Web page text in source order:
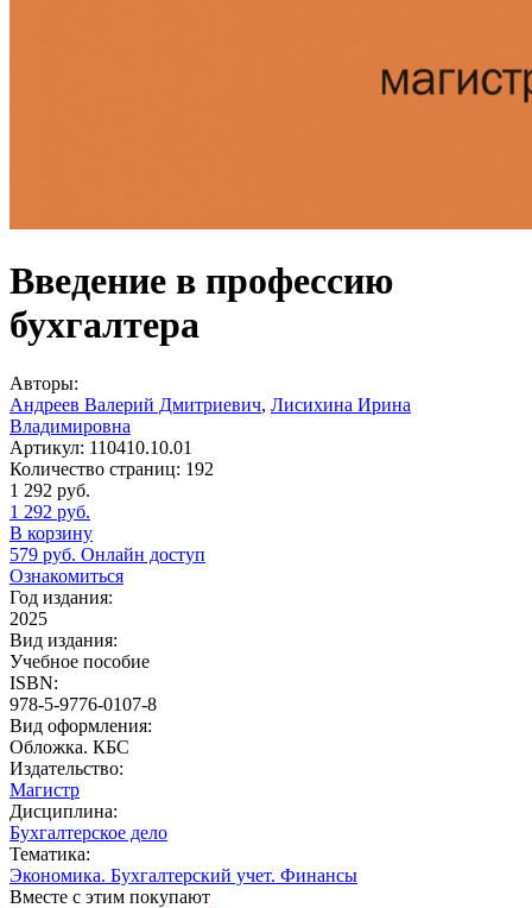
Введение в профессию
бухгалтера
Авторы:
Андреев Валерий Дмитриевич, Лисихина Ирина
Владимировна
Артикул: 110410.10.01
Количество страниц: 192
1 292 руб.
1 292 руб.
В корзину
579 руб. Онлайн доступ
Ознакомиться
Год издания:
2025
Вид издания:
Учебное пособие
ISBN:
978-5-9776-0107-8
Вид оформления:
Обложка. КБС
Издательство:
Магистр
Дисциплина:
Бухгалтерское дело
Тематика:
Экономика. Бухгалтерский учет. Финансы
Вместе с этим покупают